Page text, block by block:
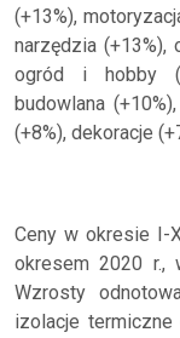
(+13%),
narzędzia (+13%),
ogród i hobby
budowlana
(+8%), dekoracje
Ceny w okresie I-
okresem 2020 r.,
Wzrosty
izolacje termiczne